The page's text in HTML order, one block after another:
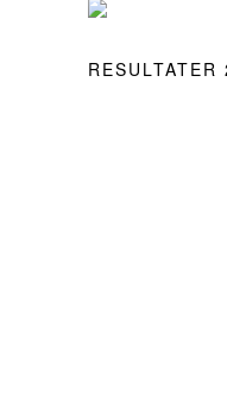
RESULTATER